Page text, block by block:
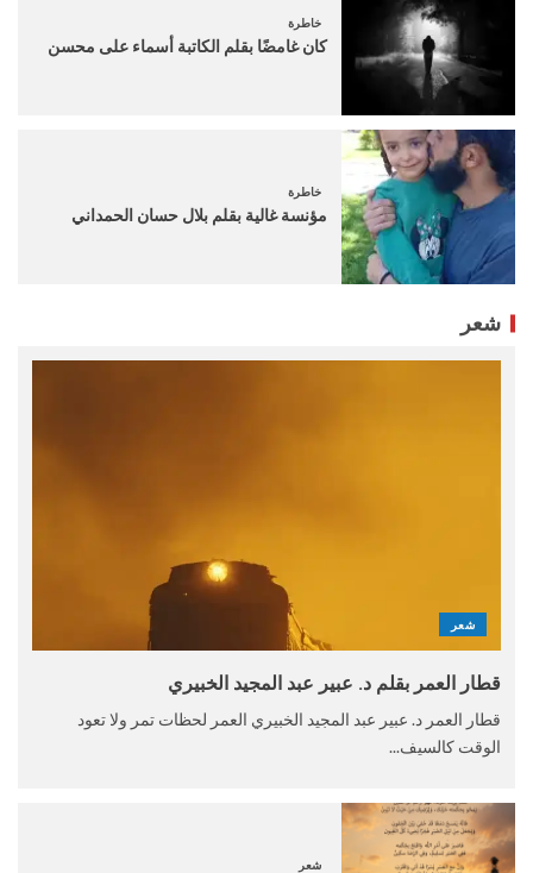
خاطرة
كان غامضًا بقلم الكاتبة أسماء على محسن
خاطرة
مؤنسة غالية بقلم بلال حسان الحمداني
شعر
شعر
قطار العمر بقلم د. عبير عبد المجيد الخبيري
قطار العمر د. عبير عبد المجيد الخبيري العمر لحظات تمر ولا تعود
الوقت كالسيف...
شعر